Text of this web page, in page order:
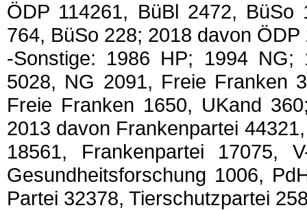
ÖDP 114261, BüBl 2472,
764, BüSo 228; 2018 davon
-Sonstige: 1986 HP; 1994 NG;
5028, NG 2091, Freie Franken
Freie Franken 1650, UKand
2013 davon Frankenpartei
18561, Frankenpartei 17075,
Gesundheitsforschung 1006,
Partei 32378, Tierschutzpartei